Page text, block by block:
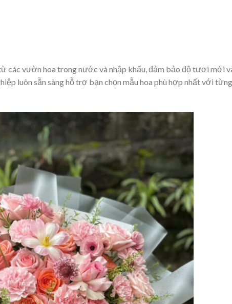
các vườn hoa trong nước và nhập khẩu, đảm bảo độ tươi mới
luôn sẵn sàng hỗ trợ bạn chọn mẫu hoa phù hợp nhất với từng